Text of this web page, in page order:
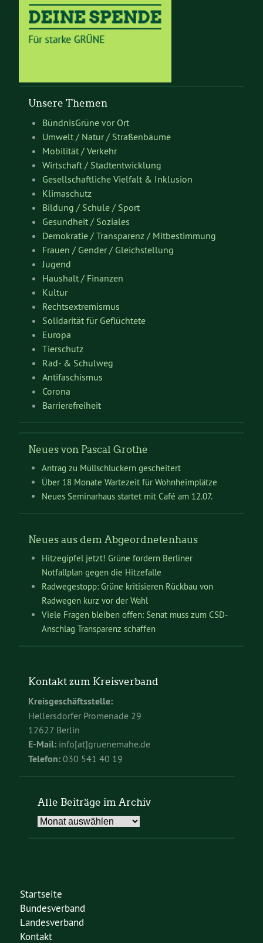
Unsere Themen
BündnisGrüne vor Ort
Umwelt / Natur / Straßenbäume
Mobilität / Verkehr
Wirtschaft / Stadtentwicklung
Gesellschaftliche Vielfalt & Inklusion
Klimaschutz
Bildung / Schule / Sport
Gesundheit / Soziales
Demokratie / Transparenz / Mitbestimmung
Frauen / Gender / Gleichstellung
Jugend
Haushalt / Finanzen
Kultur
Rechtsextremismus
Solidarität für Geflüchtete
Europa
Tierschutz
Rad- & Schulweg
Antifaschismus
Corona
Barrierefreiheit
Neues von Pascal Grothe
Antrag zu Müllschluckern gescheitert
Über 18 Monate Wartezeit für Wohnheimplätze
Neues Seminarhaus startet mit Café am 12.07.
Neues aus dem Abgeordnetenhaus
Hitzegipfel jetzt! Grüne fordern Berliner
Notfallplan gegen die Hitzefalle
Radwegestopp: Grüne kritisieren Rückbau von
Radwegen kurz vor der Wahl
Viele Fragen bleiben offen: Senat muss zum CSD-
Anschlag Transparenz schaffen
Kontakt zum Kreisverband
Kreisgeschäftsstelle:
Hellersdorfer Promenade 29
12627 Berlin
E-Mail: info[at]gruenemahe.de
Telefon: 030 541 40 19
Alle Beiträge im Archiv
Alle
Startseite
Bundesverband
Landesverband
Kontakt